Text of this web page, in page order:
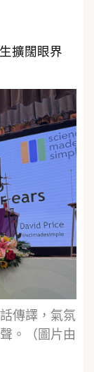
擴闊眼界
傳譯，氣氛
。（圖片由